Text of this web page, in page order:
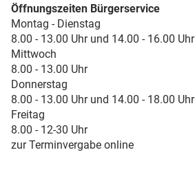
Öffnungszeiten Bürgerservice
Montag - Dienstag
8.00 - 13.00 Uhr und 14.00 - 16.00 Uhr
Mittwoch
8.00 - 13.00 Uhr
Donnerstag
8.00 - 13.00 Uhr und 14.00 - 18.00 Uhr
Freitag
8.00 - 12-30 Uhr
zur Terminvergabe online